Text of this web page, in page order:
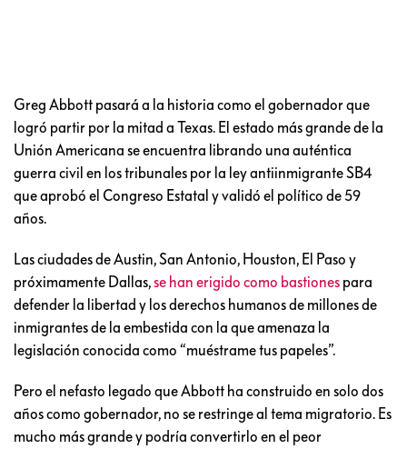
Greg Abbott pasará a la historia como el gobernador que
logró partir por la mitad a Texas. El estado más grande de la
Unión Americana se encuentra librando una auténtica
guerra civil en los tribunales por la ley antiinmigrante SB4
que aprobó el Congreso Estatal y validó el político de 59
años.
Las ciudades de Austin, San Antonio, Houston, El Paso y
próximamente Dallas,se han erigido como bastiones para
defender la libertad y los derechos humanos de millones de
inmigrantes de la embestida con la que amenaza la
legislación conocida como “muéstrame tus papeles”.
Pero el nefasto legado que Abbott ha construido en solo dos
años como gobernador, no se restringe al tema migratorio. Es
mucho más grande y podría convertirlo en el peor